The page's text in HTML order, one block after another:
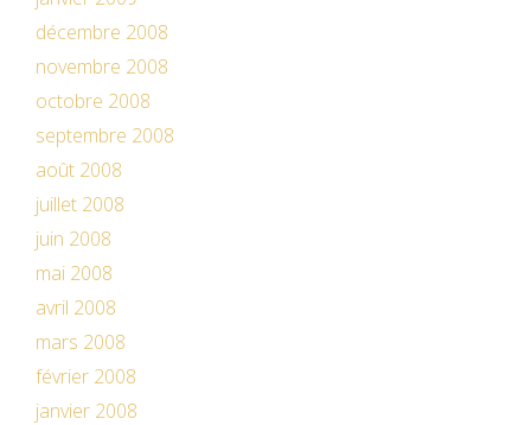
décembre 2008
novembre 2008
octobre 2008
septembre 2008
août 2008
juillet 2008
juin 2008
mai 2008
avril 2008
mars 2008
février 2008
janvier 2008